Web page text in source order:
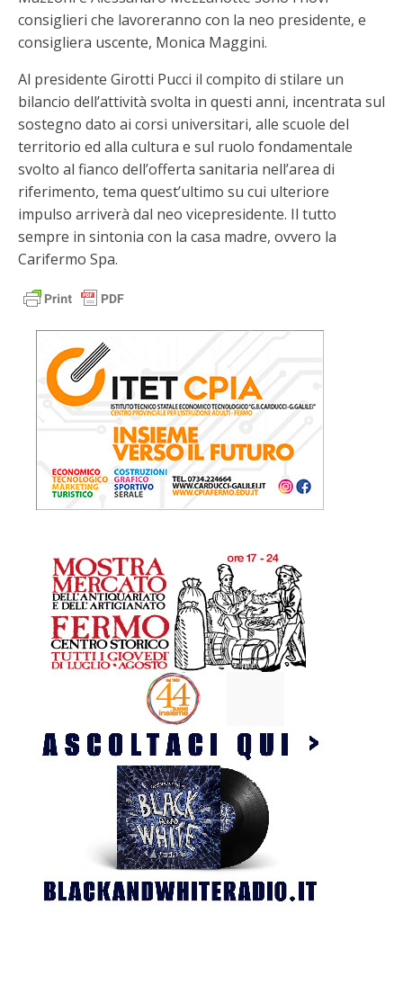
consiglieri che lavoreranno con la neo presidente, e
consigliera uscente, Monica Maggini.
Al presidente Girotti Pucci il compito di stilare un
bilancio dell’attività svolta in questi anni, incentrata sul
sostegno dato ai corsi universitari, alle scuole del
territorio ed alla cultura e sul ruolo fondamentale
svolto al fianco dell’offerta sanitaria nell’area di
riferimento, tema quest’ultimo su cui ulteriore
impulso arriverà dal neo vicepresidente. Il tutto
sempre in sintonia con la casa madre, ovvero la
Carifermo Spa.